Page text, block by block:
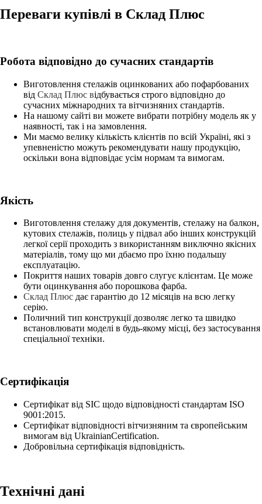
Переваги купівлі в Склад Плюс
Робота відповідно до сучасних стандартів
Виготовлення стелажів оцинкованих або пофарбованих
від Склад Плюс відбувається строго відповідно до
сучасних міжнародних та вітчизняних стандартів.
На нашому сайті ви можете вибрати потрібну модель як у
наявності, так і на замовлення.
Ми маємо велику кількість клієнтів по всій Україні, які з
упевненістю можуть рекомендувати нашу продукцію,
оскільки вона відповідає усім нормам та вимогам.
Якість
Виготовлення стелажу для документів, стелажу на балкон,
кутових стелажів, полиць у підвал або інших конструкцій
легкої серії проходить з використанням виключно якісних
матеріалів, тому що ми дбаємо про їхню подальшу
експлуатацію.
Покриття наших товарів довго слугує клієнтам. Це може
бути оцинкування або порошкова фарба.
Склад Плюс дає гарантію до 12 місяців на всю легку
серію.
Поличний тип конструкції дозволяє легко та швидко
встановлювати моделі в будь-якому місці, без застосування
спеціальної техніки.
Сертифікація
Сертифікат від SIC щодо відповідності стандартам ISO
9001:2015.
Сертифікат відповідності вітчизняним та європейським
вимогам від UkrainianCertification.
Добровільна сертифікація відповідність.
Технічні дані